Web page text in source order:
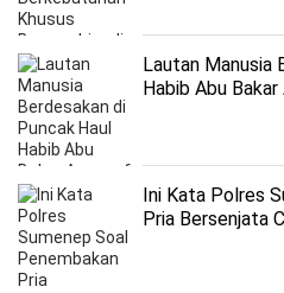
Lautan Manusia
Habib Abu
Ini Kata Polres
Pria Bersenjata